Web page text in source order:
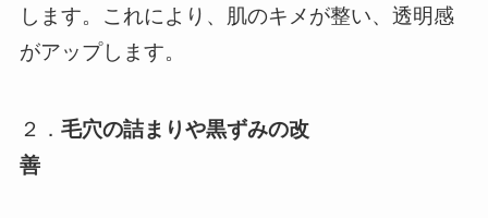
します。これにより、肌のキメが整い、透明感
がアップします。
２． 毛穴の詰まりや黒ずみの改
善